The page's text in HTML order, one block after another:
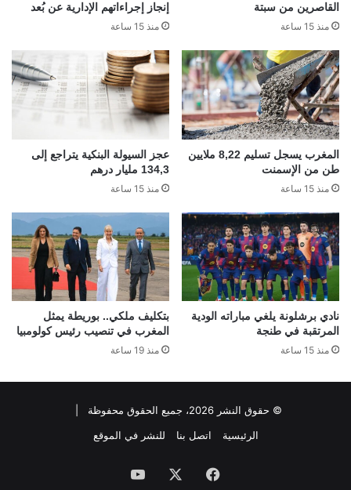
القاصرين من سبتة
منذ 15 ساعة
إنجاز إجراءاتهم الإدارية عن بُعد
منذ 15 ساعة
المغرب يسجل تسليم 8,22 ملايين
طن من الإسمنت
منذ 15 ساعة
عجز السيولة البنكية يتراجع إلى
134,3 مليار درهم
منذ 15 ساعة
نادي برشلونة يلغي مباراته الودية
المرتقبة في طنجة
منذ 15 ساعة
بتكليف ملكي.. بوريطة يمثل
المغرب في تنصيب رئيس كولومبيا
منذ 19 ساعة
© حقوق النشر 2026، جميع الحقوق محفوظة |
الرئيسية
اتصل بنا للنشر في الموقع
فيسبوك